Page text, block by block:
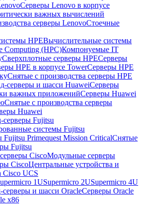
Серверы Lenovo в корпусе
важных вычислений
серверы LenovoСтоечные
HPEВычислительные системы
Computing (HPC)Компонуемые IT
Сверхплотные серверы HPEСерверы
HPE в корпусе TowerСерверы HPE
Снятые с производства серверы HPE
серверы и шасси HuaweiСерверы
важных приложенийСерверы Huawei
Снятые с производства серверы
Huawei
серверы Fujitsu
системы Fujitsu
Fujitsu Primequest Mission CriticalСнятые
Fujitsu
CiscoМодульные серверы
CiscoЦентральные устройства и
Cisco UCS
1USupermicro 2USupermicro 4U
серверы и шасси OracleСерверы Oracle
x86